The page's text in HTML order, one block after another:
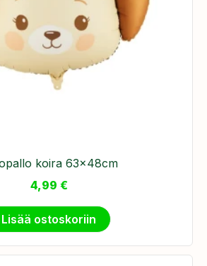
koira 63x48cm
4,99 €
Lisää ostoskoriin